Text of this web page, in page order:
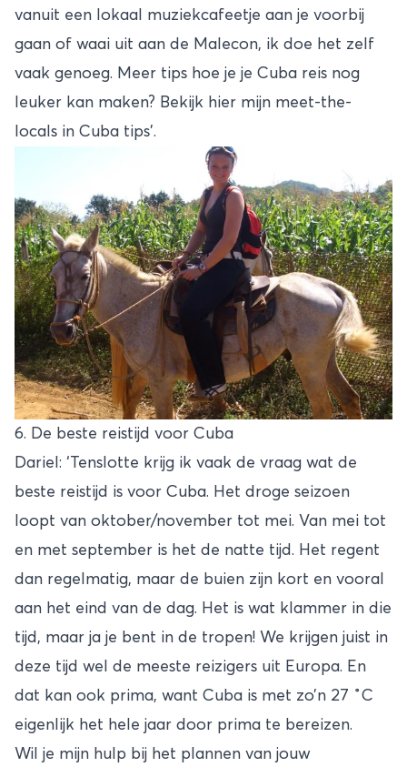
vanuit een lokaal muziekcafeetje aan je voorbij
gaan of waai uit aan de Malecon, ik doe het zelf
vaak genoeg. Meer tips hoe je je Cuba reis nog
leuker kan maken? Bekijk hier mijn meet-the-
locals in Cuba tips’.
6. De beste reistijd voor Cuba
Dariel: ‘Tenslotte krijg ik vaak de vraag wat de
beste reistijd is voor Cuba. Het droge seizoen
loopt van oktober/november tot mei. Van mei tot
en met september is het de natte tijd. Het regent
dan regelmatig, maar de buien zijn kort en vooral
aan het eind van de dag. Het is wat klammer in die
tijd, maar ja je bent in de tropen! We krijgen juist in
deze tijd wel de meeste reizigers uit Europa. En
dat kan ook prima, want Cuba is met zo’n 27 ˚C
eigenlijk het hele jaar door prima te bereizen.
Wil je mijn hulp bij het plannen van jouw